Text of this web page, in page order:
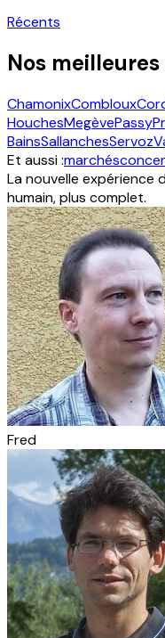
Récents
Nos
ChamonixCombloux
HouchesMegèvePassy
BainsSallanchesServoz
Et aussi :marchés
La nouvelle expérience
humain, plus complet.
Fred